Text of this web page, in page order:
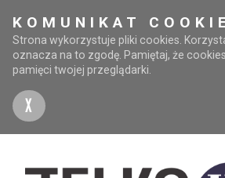
KOMUNIKAT
Strona wykorzystuje pliki cookies.
oznacza na to zgodę. Pamiętaj, że
pamięci twojej przeglądarki.
X